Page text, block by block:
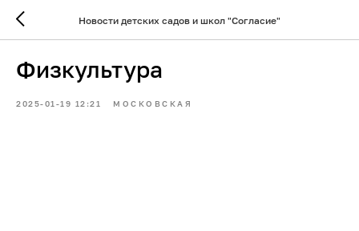
Новости детских садов и школ "Согласие"
Физкультура
2025-01-19 12:21 МОСКОВСКАЯ